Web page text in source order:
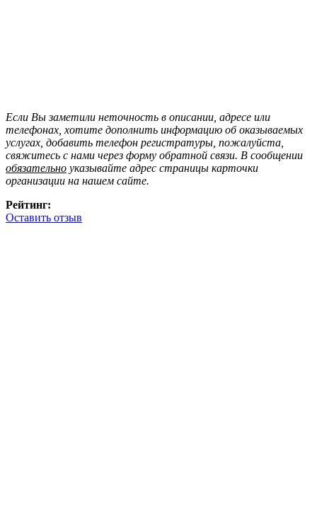
Если Вы заметили неточность в описании, адресе или
телефонах, хотите дополнить информацию об оказываемых
услугах, добавить телефон регистратуры, пожалуйста,
свяжитесь с нами через форму обратной связи. В сообщении
обязательно указывайте адрес страницы карточки
организации на нашем сайте.
Рейтинг:
Оставить отзыв